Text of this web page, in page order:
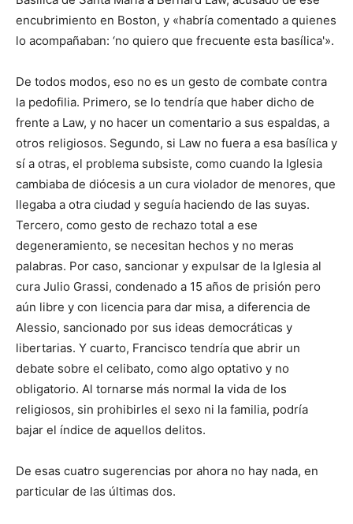
encubrimiento en Boston, y «habría comentado a quienes
lo acompañaban: ‘no quiero que frecuente esta basílica'».
De todos modos, eso no es un gesto de combate contra
la pedofilia. Primero, se lo tendría que haber dicho de
frente a Law, y no hacer un comentario a sus espaldas, a
otros religiosos. Segundo, si Law no fuera a esa basílica y
sí a otras, el problema subsiste, como cuando la Iglesia
cambiaba de diócesis a un cura violador de menores, que
llegaba a otra ciudad y seguía haciendo de las suyas.
Tercero, como gesto de rechazo total a ese
degeneramiento, se necesitan hechos y no meras
palabras. Por caso, sancionar y expulsar de la Iglesia al
cura Julio Grassi, condenado a 15 años de prisión pero
aún libre y con licencia para dar misa, a diferencia de
Alessio, sancionado por sus ideas democráticas y
libertarias. Y cuarto, Francisco tendría que abrir un
debate sobre el celibato, como algo optativo y no
obligatorio. Al tornarse más normal la vida de los
religiosos, sin prohibirles el sexo ni la familia, podría
bajar el índice de aquellos delitos.
De esas cuatro sugerencias por ahora no hay nada, en
particular de las últimas dos.